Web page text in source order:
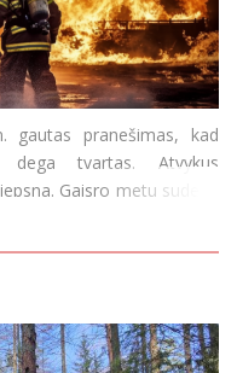
pranešimas, kad
dega tvartas. Atvykus
Gaisro metu sudegė
medinės sienos,
Nudegė ir a